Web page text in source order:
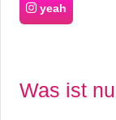
yeah
Was ist